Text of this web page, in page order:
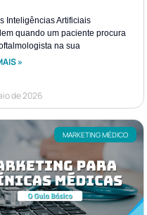
Inteligências Artificiais
quando um paciente procura
na sua
»
de 2026
MARKETING MÉDICO